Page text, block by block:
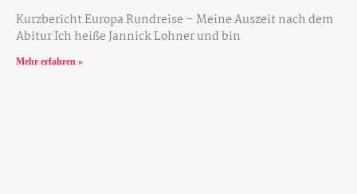
Kurzbericht Europa Rundreise – Meine Auszeit nach dem
Abitur Ich heiße Jannick Lohner und bin
Mehr erfahren »